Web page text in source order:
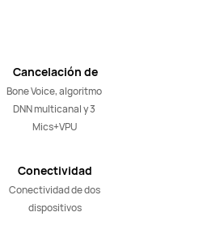
Cancelación de
ruido de llamada
Bone Voice, algoritmo
DNN multicanal y 3
Mics+VPU
Conectividad
Conectividad de dos
dispositivos